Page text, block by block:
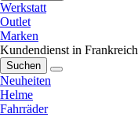
Werkstatt
Outlet
Marken
Kundendienst in Frankreich
Suchen
Neuheiten
Helme
Fahrräder